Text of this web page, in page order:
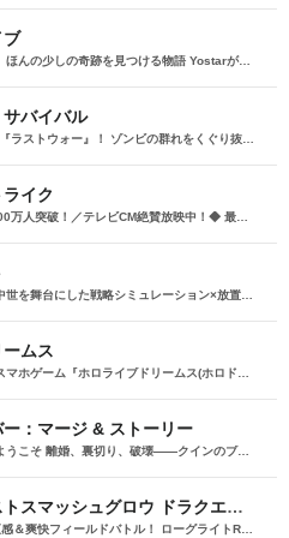
ブ
――何気ない日常で、ほんの少しの奇跡を見つける物語 Yostarが贈る学園×青春×物語RPG『ブルーアーカイブ -Blue Archive-』！ 先生として、個性豊かで魅力的な生徒たちと共に、一風変わった学園都市キヴォトスの 日常を過ごそう！ ■あらすじ ここは学園都市キヴォトス。 数千の学園からなる超巨大学園都市では、日々トラブルが絶えない。 この問題に対応すべく、連邦生徒会長によって連邦捜査部【シャーレ】が設立された。 この物語は【シャーレ】の顧問となる先生とそれに協力する生徒たちと学園都市での日常を 描いた物語である。 ▼可愛いキャラクターが活躍する3Dバトル 大迫力の3Dリアルタイムバトル！ 可愛いキャラクター達が画面いっぱいに所狭しと大活躍。 あなたは先生として、生徒たちを指揮しよう！ ▼個性豊かなキャラクターを彩るハイクオリティの2Dアニメーション 美少女キャラクターたちが綺麗な2Dアニメーションであなたを迎えてくれる！ 仲良くなると特別なアニメーションが見れることもあるぞ！ ▼生徒たちと絆を深めて彼女たちと特別な日常を過ごそう！ 一緒にいる時間が長ければ長いほど、彼女たちはあなたとの絆は深まっていく。 そんな彼女たちとの日々が、きっとあなたの日常を特別なものに！ ▼公式Twitter https://twitter.com/Blue_ArchiveJP ▼公式サイト https://bluearchive.jp/ (C)Yostar, Inc.
バイバル
イク
ムス
：マージ & ストーリー
ゴシップハーバーへようこそ 離婚、裏切り、破壊——クインのブリムウェーブでの平穏な暮らしが少しずつ狂い始めている。クインとともにこの島の秘密を探り、事件の黒幕を探し出せ！ さまざまな料理を組み合わせてクインのレストランを再建し、そこに隠された秘密を解明しよう。 事件は複雑怪奇な展開に。信頼できる人間はいったい誰なのか？ ごちそうを提供 コーヒー、サンドウィッチ、シーフードなどのおいしい料理でお客さんをおもてなし。プレイするほどにいろんなメニューを作れるようになるよ！ レストランの再建 素敵な海辺のレストランを再建・設計しよう！床板や壁紙、家具を選び、在りし日の輝くレストランをよみがえらせるのだ！ ときめきよ、再び 懐かしい友達と交流して旧情を温めたり、心から愛する人と新たに恋を育んだり……。 うわさを追跡 改装や合体を通じて手がかりを求め、ブリムウェーブの住民たちの秘密を調査。そしてカステロ一家の知られざる謎を解き明かすのだ！ ゴシップハーバーを楽しんでいますか？ Facebookファンページでゲームの詳細をご紹介しています！ https://www.facebook.com/GossipHarbor お問い合わせは、
ドラゴンクエストスマッシュグロウ ドラクエローグライトRPG